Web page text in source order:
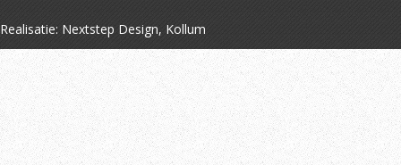
Realisatie: Nextstep Design, Kollum